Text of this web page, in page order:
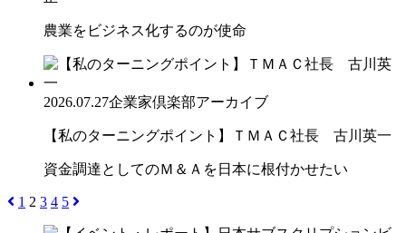
農業をビジネス化するのが使命
2026.07.27企業家倶楽部アーカイブ
【私のターニングポイント】ＴＭＡＣ社長 古川英一
資金調達としてのＭ＆Ａを日本に根付かせたい
1 2 3 4 5